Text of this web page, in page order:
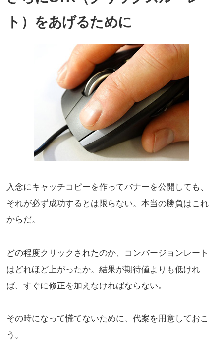
ト）をあげるために
入念にキャッチコピーを作ってバナーを公開しても、
それが必ず成功するとは限らない。本当の勝負はこれ
からだ。
どの程度クリックされたのか、コンバージョンレート
はどれほど上がったか。結果が期待値よりも低けれ
ば、すぐに修正を加えなければならない。
その時になって慌てないために、代案を用意しておこ
う。